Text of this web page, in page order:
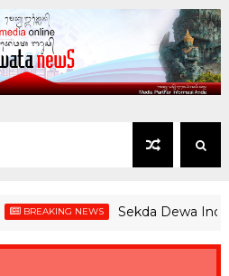
BREAKING NEWS Sekda Dewa Indra